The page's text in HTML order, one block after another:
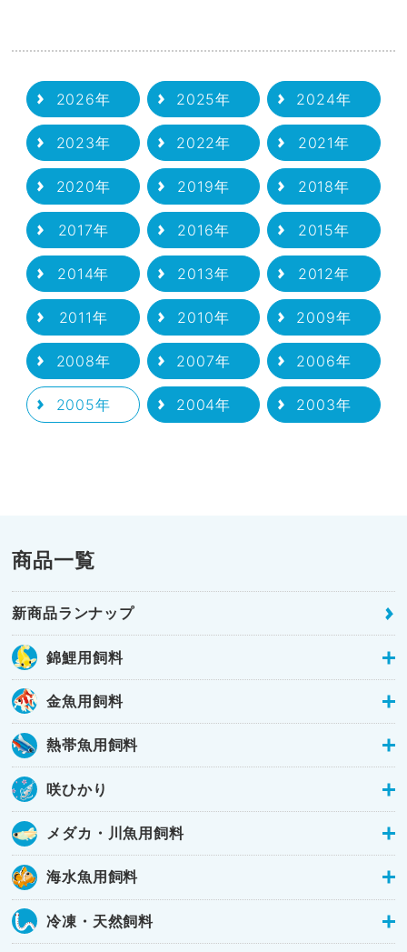
2026年 2025年 2024年
2023年 2022年 2021年
2020年 2019年 2018年
2017年 2016年 2015年
2014年 2013年 2012年
2011年 2010年 2009年
2008年 2007年 2006年
2005年 2004年 2003年
商品一覧
新商品ランナップ
錦鯉用飼料
金魚用飼料
熱帯魚用飼料
咲ひかり
メダカ・川魚用飼料
海水魚用飼料
冷凍・天然飼料